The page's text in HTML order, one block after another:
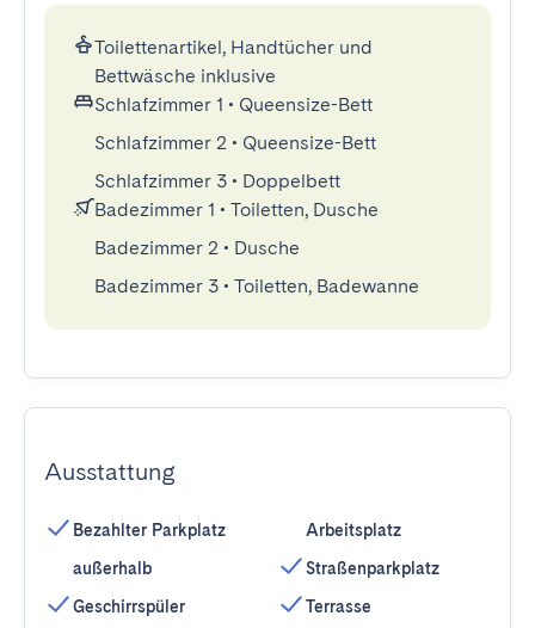
Toilettenartikel, Handtücher und
Bettwäsche inklusive
Schlafzimmer 1 • Queensize-Bett
Schlafzimmer 2 • Queensize-Bett
Schlafzimmer 3 • Doppelbett
Badezimmer 1 • Toiletten, Dusche
Badezimmer 2 • Dusche
Badezimmer 3 • Toiletten, Badewanne
Ausstattung
Bezahlter Parkplatz
außerhalb
Geschirrspüler
Arbeitsplatz
Straßenparkplatz
Terrasse